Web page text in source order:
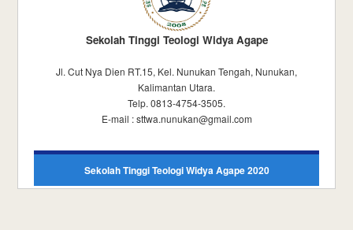
Sekolah Tinggi Teologi Widya Agape
Jl. Cut Nya Dien RT.15, Kel. Nunukan Tengah, Nunukan,
Kalimantan Utara.
Telp. 0813-4754-3505.
E-mail : sttwa.nunukan@gmail.com
Sekolah Tinggi Teologi Widya Agape 2020